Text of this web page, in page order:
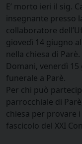
E’ morto ieri il sig.
insegnante presso
collaboratore
giovedì 14 giugno
nella chiesa di Parè.
Domani, venerdì
funerale a Parè.
Per chi può
parrocchiale di
chiesa per provare
fascicolo del XXI